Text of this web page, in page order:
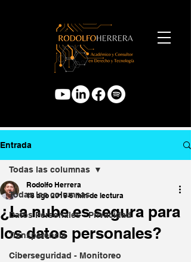
Entrada
Todas las columnas
Datos Personales - Privacidad
Transparencia
Ciberseguridad - Monitoreo
Todas las columnas
¿La nube es segura para
los datos personales?
Rodolfo Herrera
18 ago 2019 6 min de lectura